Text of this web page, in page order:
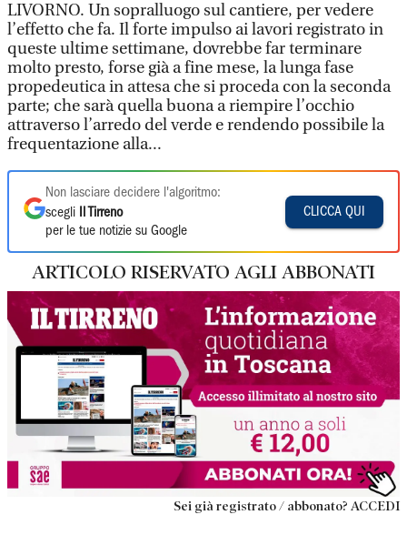
LIVORNO. Un sopralluogo sul cantiere, per vedere
l’effetto che fa. Il forte impulso ai lavori registrato in
queste ultime settimane, dovrebbe far terminare
molto presto, forse già a fine mese, la lunga fase
propedeutica in attesa che si proceda con la seconda
parte; che sarà quella buona a riempire l’occhio
attraverso l’arredo del verde e rendendo possibile la
frequentazione alla...
Non lasciare decidere l'algoritmo:
scegli
Il Tirreno
per le tue notizie su Google
CLICCA QUI
ARTICOLO RISERVATO AGLI ABBONATI
Sei già registrato / abbonato? ACCEDI